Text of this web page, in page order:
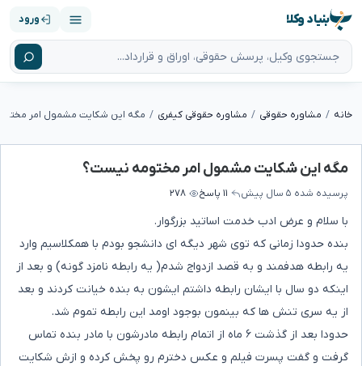
بنیاد وکلا ورود
خانه مشاوره حقوقی مشاوره حقوقی کیفری مگه این شکایت مشمول امر
مگه این شکایت مشمول امر مختومه نیست؟
پرسیده شده ۵ سال پیش ۱۱ پاسخ ۲۷۸
با سلام و عرض ادب خدمت اساتید بزرگوار.
بنده حدودا زمانی که توی شهر دیگه ای دانشجو بودم با همکلاسیم وارد
یه رابطه هدفمند و به قصد ازدواج شدم( یه رابطه نامزد گونه) و بعد از
اینکه دو سال با ایشان رابطه داشتم ایشون به بنده خیانت کردند و بعد
از یه سری تنش ها که بینمون بوجود اومد این رابطه تموم شد.
حدودا بعد از گذشت ۶ ماه از اتمام رابطه مادرشون با مادر بنده تماس
گرفت و گفت پسرت فیلم و عکس دخترم رو پخش کرده و ازش شکایت